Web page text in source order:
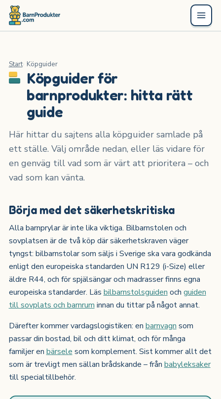
Start Köpguider
Köpguider för
barnprodukter: hitta rätt
guide
Här hittar du sajtens alla köpguider samlade på
ett ställe. Välj område nedan, eller läs vidare för
en genväg till vad som är värt att prioritera – och
vad som kan vänta.
Börja med det säkerhetskritiska
Alla barnprylar är inte lika viktiga. Bilbarnstolen och
sovplatsen är de två köp där säkerhetskraven väger
tyngst: bilbarnstolar som säljs i Sverige ska vara godkända
enligt den europeiska standarden UN R129 (i-Size) eller
äldre R44, och för spjälsängar och madrasser finns egna
europeiska standarder. Läsbilbarnstolsguidenoch guiden
till sovplats och barnruminnan du tittar på något annat.
Därefter kommer vardagslogistiken: enbarnvagnsom
passar din bostad, bil och ditt klimat, och för många
familjer enbärselesom komplement. Sist kommer allt det
som är trevligt men sällan brådskande – frånbabyleksaker
till specialtillbehör.